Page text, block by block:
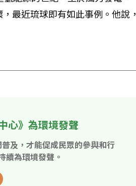
最近琉球即有如此事例。他說，
心》為環境發聲
及，才能促成民眾的參與和行
續為環境發聲。